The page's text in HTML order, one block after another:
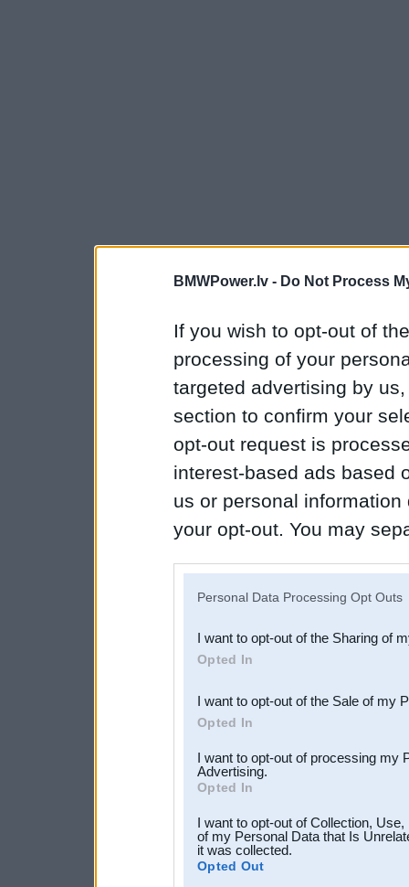
BMWPower.lv - Do Not Process
If you wish to opt-out of
processing of your
targeted advertising by
section to confirm your
opt-out request is
interest-based ads based
us or personal
your opt-out. You may
Downstream Participants
third parties.
Personal Data Processing Opt Outs
I want to opt-out of the Sharing of
Opted In
I want to opt-out of the Sale of my
Opted In
I want to opt-out of processing my
Advertising.
Opted In
I want to opt-out of Collection,
of my Personal Data that Is
it was collected.
Opted Out